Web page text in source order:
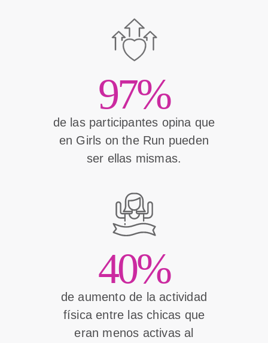
97%
de las participantes opina que
en Girls on the Run pueden
ser ellas mismas.
40%
de aumento de la actividad
física entre las chicas que
eran menos activas al